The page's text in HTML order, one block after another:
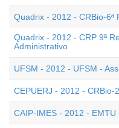
Quadrix - 2012 - CRBio-6ª
Quadrix - 2012 - CRP 9ª
Administrativo
UFSM - 2012 - UFSM -
CEPUERJ - 2012 - CRBio-
CAIP-IMES - 2012 -